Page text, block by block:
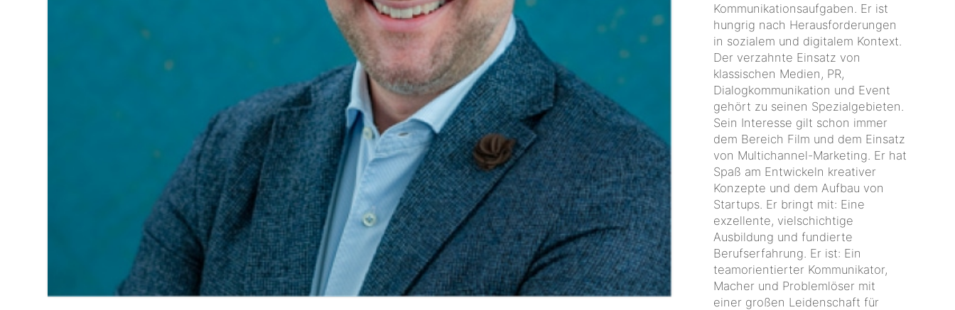
Kommunikationsaufgaben. Er ist
hungrig nach Herausforderungen
in sozialem und digitalem Kontext.
Der verzahnte Einsatz von
klassischen Medien, PR,
Dialogkommunikation und Event
gehört zu seinen Spezialgebieten.
Sein Interesse gilt schon immer
dem Bereich Film und dem Einsatz
von Multichannel-Marketing. Er hat
Spaß am Entwickeln kreativer
Konzepte und dem Aufbau von
Startups. Er bringt mit: Eine
exzellente, vielschichtige
Ausbildung und fundierte
Berufserfahrung. Er ist: Ein
teamorientierter Kommunikator,
Macher und Problemlöser mit
einer großen Leidenschaft für